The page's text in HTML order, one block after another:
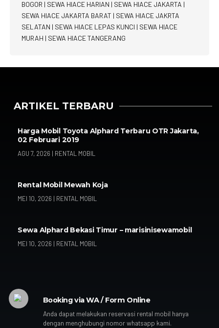
BOGOR | SEWA HIACE HARIAN | SEWA HIACE JAKARTA |
SEWA HIACE JAKARTA BARAT | SEWA HIACE JAKRTA
SELATAN | SEWA HIACE LEPAS KUNCI | SEWA HIACE
MURAH | SEWA HIACE TANGERANG
ARTIKEL TERBARU
Harga Mobil Toyota Alphard Terbaru OTR Jakarta,
02 Februari 2019
AGU 7, 2026 | RENTAL MOBIL
Rental Mobil Mewah Koja
MEI 10, 2026 | RENTAL MOBIL
Sewa Alphard Bekasi Timur – marisinisewamobil
MEI 10, 2026 | RENTAL MOBIL
Booking via WA / Form Online
Anda dapat melakukan reservasi rental mobil hanya
dengan menghubungi nomor whatsapp kami.